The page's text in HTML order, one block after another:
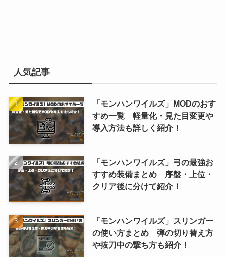
人気記事
「モンハンワイルズ」MODのおす
すめ一覧 軽量化・見た目変更や
導入方法も詳しく紹介！
「モンハンワイルズ」弓の最強お
すすめ装備まとめ 序盤・上位・
クリア後に分けて紹介！
「モンハンワイルズ」スリンガー
の使い方まとめ 弾の切り替え方
や抜刀中の撃ち方も紹介！